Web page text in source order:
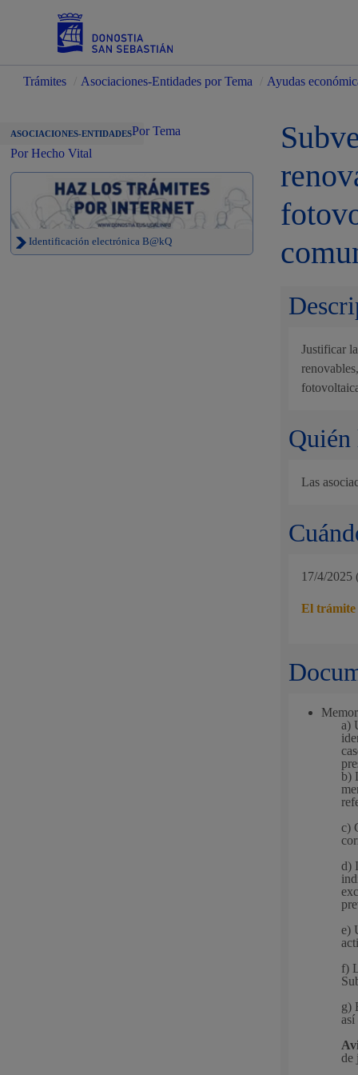
Padrón y asuntos personales
Seguridad ciudadana y emergencias
Salud Pública, animales y consumo
Participación ciudadana y asociacionismo
Trámites Asociaciones-Entidades por Tema Ayudas
ASOCIACIONES-ENTIDADESPor Tema
Por Hecho Vital
Identificación electrónica B@kQ
Justificar
Las
17/4/2025
El trámite
a)
b)
c)
d)
e)
f)
g)
así
de